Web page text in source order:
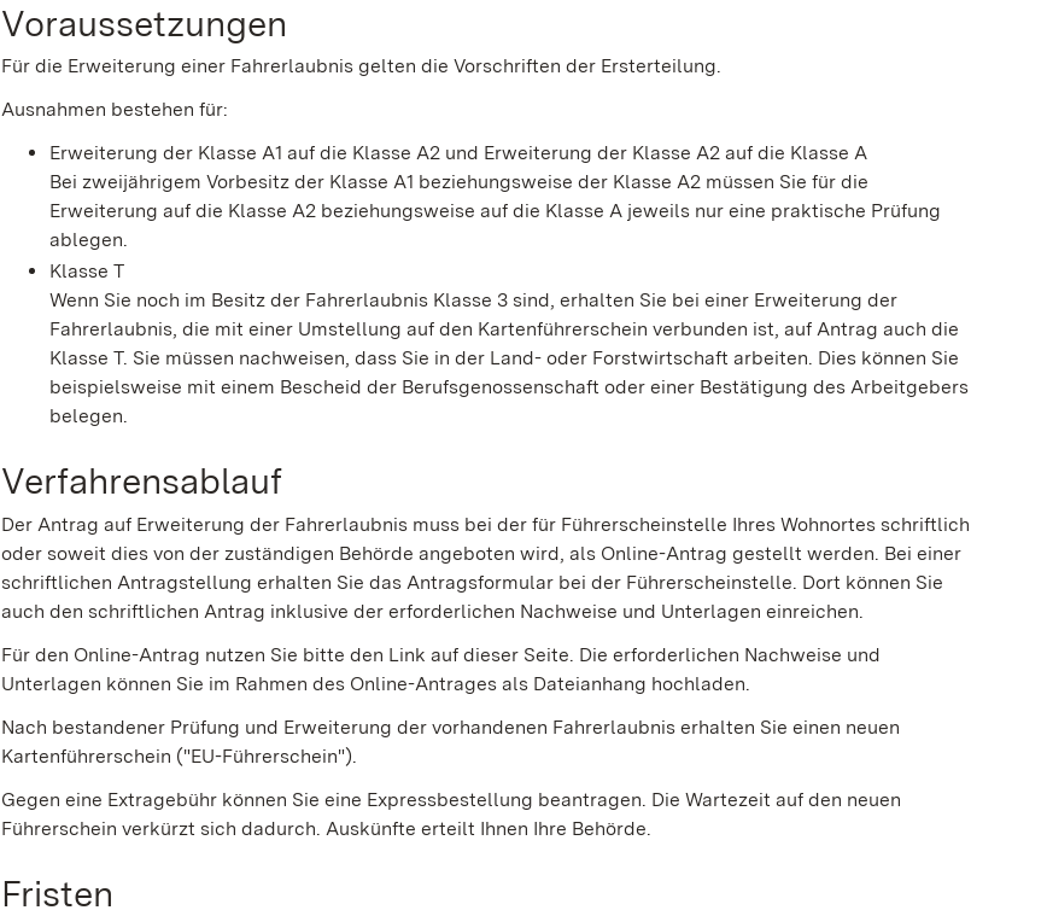
Voraussetzungen
Für die Erweiterung einer Fahrerlaubnis gelten die Vorschriften der Ersterteilung.
Ausnahmen bestehen für:
Erweiterung der Klasse A1 auf die Klasse A2 und Erweiterung der Klasse A2 auf die Klasse A
Bei zweijährigem Vorbesitz der Klasse A1 beziehungsweise der Klasse A2 müssen Sie für die
Erweiterung auf die Klasse A2 beziehungsweise auf die Klasse A jeweils nur eine praktische Prüfung
ablegen.
Klasse T
Wenn Sie noch im Besitz der Fahrerlaubnis Klasse 3 sind, erhalten Sie bei einer Erweiterung der
Fahrerlaubnis, die mit einer Umstellung auf den Kartenführerschein verbunden ist, auf Antrag auch die
Klasse T. Sie müssen nachweisen, dass Sie in der Land- oder Forstwirtschaft arbeiten. Dies können Sie
beispielsweise mit einem Bescheid der Berufsgenossenschaft oder einer Bestätigung des Arbeitgebers
belegen.
Verfahrensablauf
Der Antrag auf Erweiterung der Fahrerlaubnis muss bei der für Führerscheinstelle Ihres Wohnortes schriftlich
oder soweit dies von der zuständigen Behörde angeboten wird, als Online-Antrag gestellt werden. Bei einer
schriftlichen Antragstellung erhalten Sie das Antragsformular bei der Führerscheinstelle. Dort können Sie
auch den schriftlichen Antrag inklusive der erforderlichen Nachweise und Unterlagen einreichen.
Für den Online-Antrag nutzen Sie bitte den Link auf dieser Seite. Die erforderlichen Nachweise und
Unterlagen können Sie im Rahmen des Online-Antrages als Dateianhang hochladen.
Nach bestandener Prüfung und Erweiterung der vorhandenen Fahrerlaubnis erhalten Sie einen neuen
Kartenführerschein ("EU-Führerschein").
Gegen eine Extragebühr können Sie eine Expressbestellung beantragen. Die Wartezeit auf den neuen
Führerschein verkürzt sich dadurch. Auskünfte erteilt Ihnen Ihre Behörde.
Fristen